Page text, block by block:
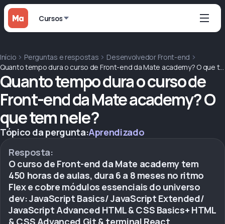
Cursos
Início Perguntas e respostas
Desenvolvedor Front-end
Quanto tempo dura o curso de Front-end da Mate academy? O que tem nele?
Quanto tempo dura o curso de
Front-end da Mate academy? O
que tem nele?
Tópico da pergunta:Aprendizado
Resposta:
O curso de Front-end da Mate academy tem
450 horas de aulas, dura 6 a 8 meses no ritmo
Flex e cobre módulos essenciais do universo
dev: JavaScript Basics/ JavaScript Extended/
JavaScript Advanced HTML & CSS Basics+ HTML
& CSS Advanced Git & terminal React